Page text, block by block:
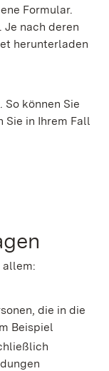
Formular.
Je nach deren
herunterladen
können Sie
in Ihrem Fall
allem:
die in die
Beispiel